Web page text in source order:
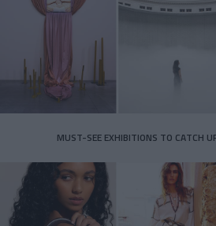
MUST-SEE EXHIBITIONS TO CATCH